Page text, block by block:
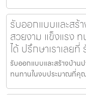
รับออกแบบและสร้
สวยงาม แข็งแรง
ได้ ปรึกษาเราเลย
รับออกแบบและสร้างบ้าน
ทนทานในงบประมาณที่คุณ